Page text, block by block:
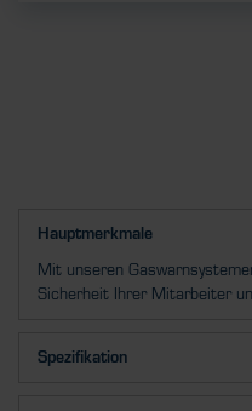
Hauptmerkmale
Mit unseren
Sicherheit Ihrer Mitarbeiter
Spezifikation